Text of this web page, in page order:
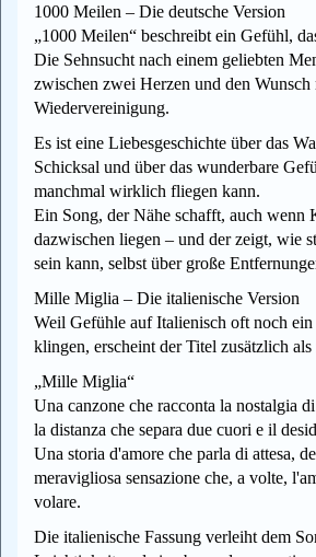
1000 Meilen – Die deutsche Version
„1000 Meilen“ beschreibt ein Gefühl,
Die Sehnsucht nach einem geliebten
zwischen zwei Herzen und den Wunsch
Wiedervereinigung.
Es ist eine Liebesgeschichte über das
Schicksal und über das wunderbare
manchmal wirklich fliegen kann.
Ein Song, der Nähe schafft, auch wenn
dazwischen liegen – und der zeigt, wie
sein kann, selbst über große
Mille Miglia – Die italienische Version
Weil Gefühle auf Italienisch oft noch
klingen, erscheint der Titel zusätzlich
„Mille Miglia“
Una canzone che racconta la nostalgia
la distanza che separa due cuori e il
Una storia d'amore che parla di attesa,
meravigliosa sensazione che, a volte,
volare.
Die italienische Fassung verleiht dem